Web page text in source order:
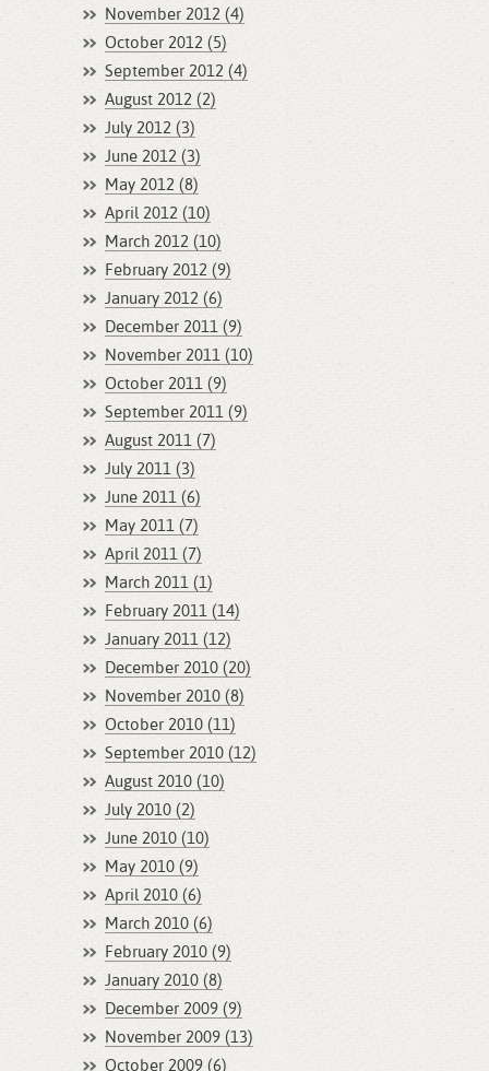
November 2012 (4)
October 2012 (5)
September 2012 (4)
August 2012 (2)
July 2012 (3)
June 2012 (3)
May 2012 (8)
April 2012 (10)
March 2012 (10)
February 2012 (9)
January 2012 (6)
December 2011 (9)
November 2011 (10)
October 2011 (9)
September 2011 (9)
August 2011 (7)
July 2011 (3)
June 2011 (6)
May 2011 (7)
April 2011 (7)
March 2011 (1)
February 2011 (14)
January 2011 (12)
December 2010 (20)
November 2010 (8)
October 2010 (11)
September 2010 (12)
August 2010 (10)
July 2010 (2)
June 2010 (10)
May 2010 (9)
April 2010 (6)
March 2010 (6)
February 2010 (9)
January 2010 (8)
December 2009 (9)
November 2009 (13)
October 2009 (6)